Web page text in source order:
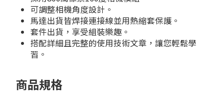
可調整相機角度設計。
馬達出貨皆焊接連接線並用熱縮套保護。
套件出貨，享受組裝樂趣。
搭配詳細且完整的使用技術文章，讓您輕鬆學
習。
商品規格